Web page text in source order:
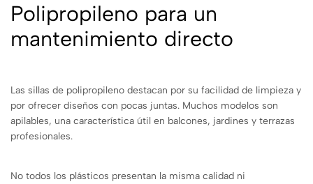
Polipropileno para un
mantenimiento directo
Las sillas de polipropileno destacan por su facilidad de limpieza y
por ofrecer diseños con pocas juntas. Muchos modelos son
apilables, una característica útil en balcones, jardines y terrazas
profesionales.
No todos los plásticos presentan la misma calidad ni